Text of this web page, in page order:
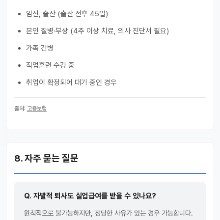
임신, 출산 (출산 전후 45일)
본인 질병·부상 (4주 이상 치료, 의사 진단서 필요)
가족 간병
직업훈련 수강 중
취업이 확정되어 대기 중인 경우
출처: 고용보험
8. 자주 묻는 질문
Q. 자발적 퇴사도 실업급여를 받을 수 있나요?
원칙적으로 불가능하지만, 정당한 사유가 있는 경우 가능합니다.